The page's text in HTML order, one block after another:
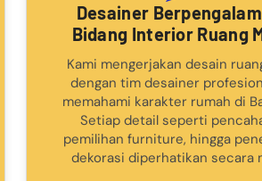
Desainer
Bidang Interior Ruang
Kami mengerjakan desain
dengan tim desainer
memahami karakter rumah di
Setiap detail seperti
pemilihan furniture, hingga
dekorasi diperhatikan secara